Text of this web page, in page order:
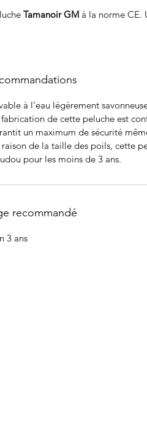
Tamanoir GM à la norme CE.
à l’eau légèrement
fabrication de cette peluche est
un maximum de sécurité
raison de la taille des poils, cette
pour les moins de 3 ans.
recommandé
3 ans